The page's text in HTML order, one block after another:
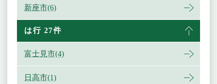
新座市(6)
は行 27件
富士見市(4)
日高市(1)